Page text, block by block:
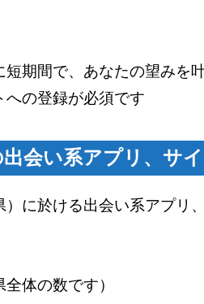
短期間で、あなたの望みを
への登録が必須です
会い系アプリ、サ
）に於ける出会い系アプリ
全体の数です）